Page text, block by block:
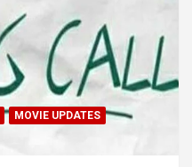
MOVIE UPDATES